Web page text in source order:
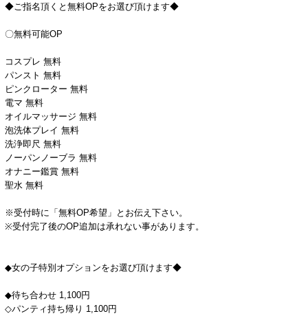
◆ご指名頂くと無料OPをお選び頂けます◆
〇無料可能OP
コスプレ 無料
パンスト 無料
ピンクローター 無料
電マ 無料
オイルマッサージ 無料
泡洗体プレイ 無料
洗浄即尺 無料
ノーパンノーブラ 無料
オナニー鑑賞 無料
聖水 無料
※受付時に「無料OP希望」とお伝え下さい。
※受付完了後のOP追加は承れない事があります。
◆女の子特別オプションをお選び頂けます◆
◆待ち合わせ 1,100円
◇パンティ持ち帰り 1,100円